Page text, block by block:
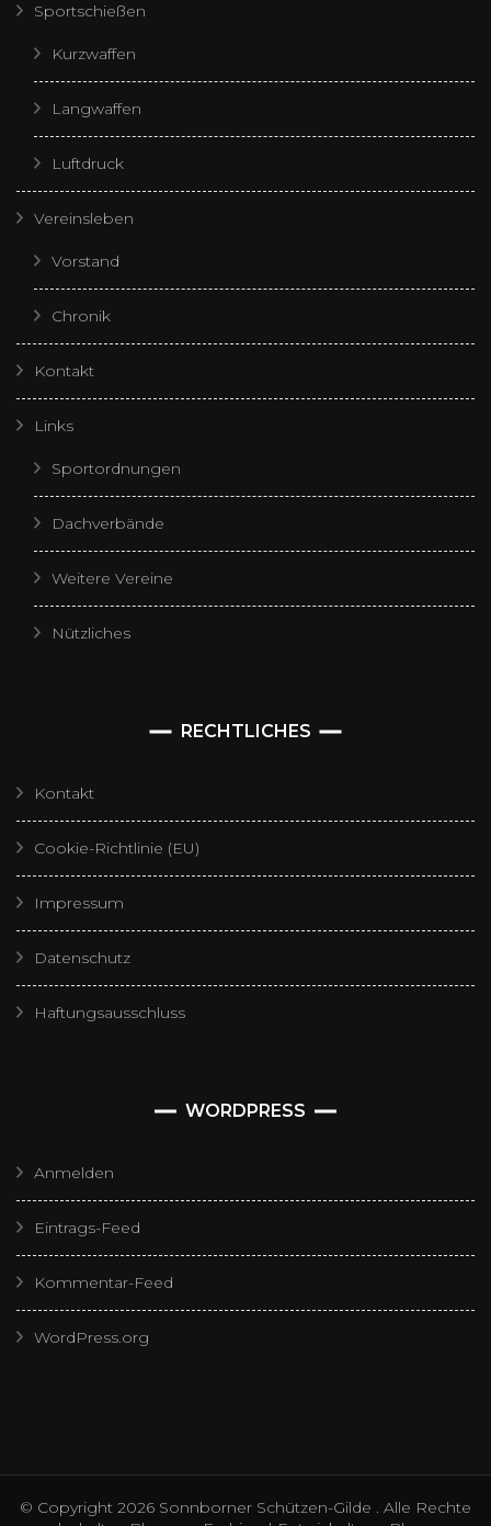
Sportschießen
Kurzwaffen
Langwaffen
Luftdruck
Vereinsleben
Vorstand
Chronik
Kontakt
Links
Sportordnungen
Dachverbände
Weitere Vereine
Nützliches
RECHTLICHES
Kontakt
Cookie-Richtlinie (EU)
Impressum
Datenschutz
Haftungsausschluss
WORDPRESS
Anmelden
Eintrags-Feed
Kommentar-Feed
WordPress.org
© Copyright 2026 Sonnborner Schützen-Gilde . Alle Rechte